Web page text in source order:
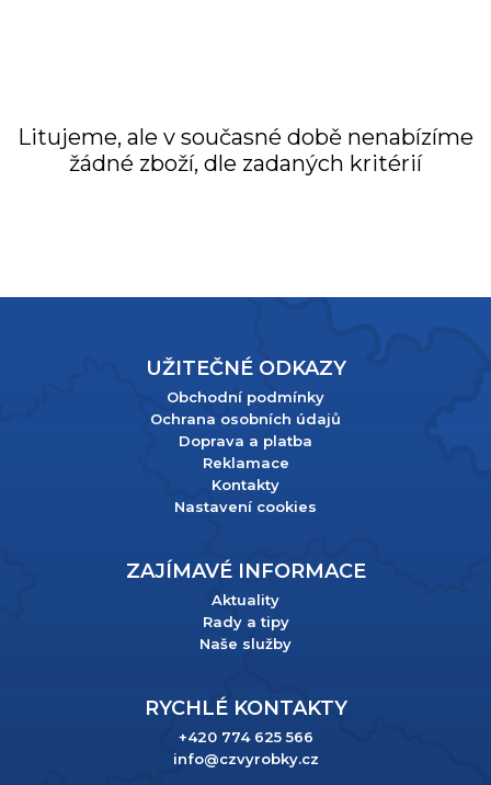
Litujeme, ale v současné době nenabízíme
žádné zboží, dle zadaných kritérií
UŽITEČNÉ ODKAZY
Obchodní podmínky
Ochrana osobních údajů
Doprava a platba
Reklamace
Kontakty
Nastavení cookies
ZAJÍMAVÉ INFORMACE
Aktuality
Rady a tipy
Naše služby
RYCHLÉ KONTAKTY
+420 774 625 566
info@czvyrobky.cz